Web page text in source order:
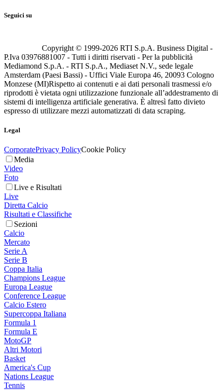
Seguici su
Copyright © 1999-2026 RTI S.p.A. Business Digital -
P.Iva 03976881007 - Tutti i diritti riservati - Per la pubblicità
Mediamond S.p.A. - RTI S.p.A., Mediaset N.V., sede legale
Amsterdam (Paesi Bassi) - Uffici Viale Europa 46, 20093 Cologno
Monzese (MI)Rispetto ai contenuti e ai dati personali trasmessi e/o
riprodotti è vietata ogni utilizzazione funzionale all’addestramento di
sistemi di intelligenza artificiale generativa. È altresì fatto divieto
espresso di utilizzare mezzi automatizzati di data scraping.
Legal
CorporatePrivacy PolicyCookie Policy
Media
Video
Foto
Live e Risultati
Live
Diretta Calcio
Risultati e Classifiche
Sezioni
Calcio
Mercato
Serie A
Serie B
Coppa Italia
Champions League
Europa League
Conference League
Calcio Estero
Supercoppa Italiana
Formula 1
Formula E
MotoGP
Altri Motori
Basket
America's Cup
Nations League
Tennis